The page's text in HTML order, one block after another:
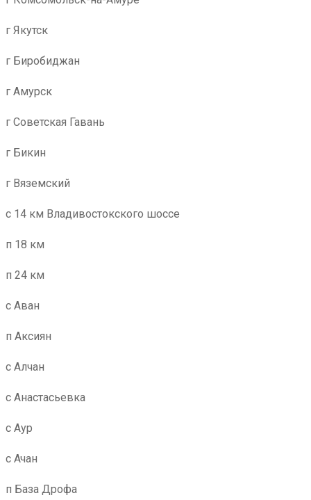
г Якутск
г Биробиджан
г Амурск
г Советская Гавань
г Бикин
г Вяземский
с 14 км Владивостокского шоссе
п 18 км
п 24 км
с Аван
п Аксиян
с Алчан
с Анастасьевка
с Аур
с Ачан
п База Дрофа